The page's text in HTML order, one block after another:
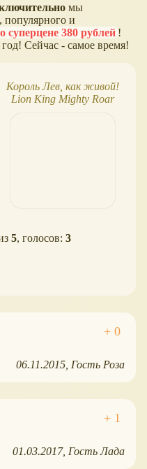
мы
популярного и
суперцене 380 рублей !
Сейчас - самое время!
Король Лев, как живой!
Lion King Mighty Roar
5, голосов: 3
06.11.2015 Гость Роза
01.03.2017 Гость Лада